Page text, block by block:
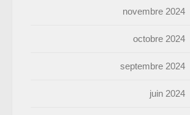
novembre 2024
octobre 2024
septembre 2024
juin 2024